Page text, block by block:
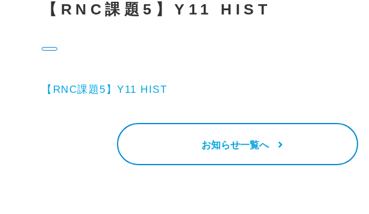
【RNC課題5】Y11 HIST
【RNC課題5】Y11 HIST
お知らせ一覧へ